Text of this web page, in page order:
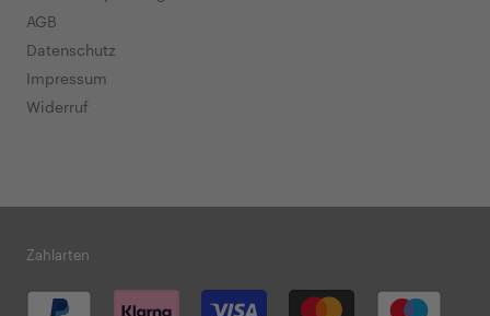
AGB
Datenschutz
Impressum
Widerruf
Zahlarten